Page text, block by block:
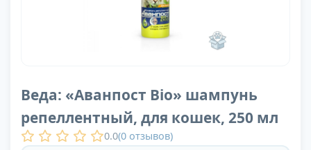
Веда: «Аванпост Bio» шампунь
репеллентный, для кошек, 250 мл
0.0(0 отзывов)